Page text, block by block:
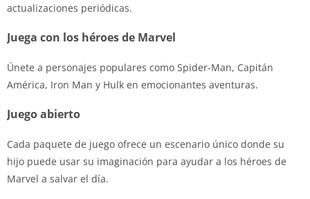
actualizaciones periódicas.
Juega con los héroes de Marvel
Únete a personajes populares como Spider-Man, Capitán
América, Iron Man y Hulk en emocionantes aventuras.
Juego abierto
Cada paquete de juego ofrece un escenario único donde su
hijo puede usar su imaginación para ayudar a los héroes de
Marvel a salvar el día.